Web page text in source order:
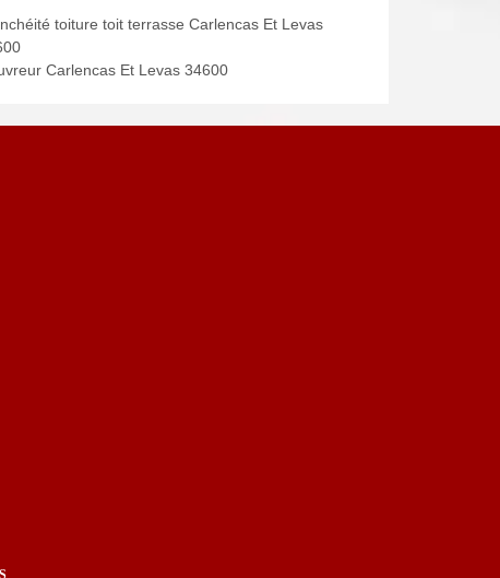
toiture toit terrasse Carlencas Et Levas
Carlencas Et Levas 34600